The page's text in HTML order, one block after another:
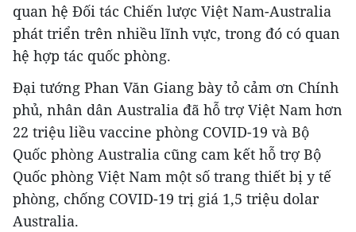
quan hệ Đối tác Chiến lược Việt Nam-Australia
phát triển trên nhiều lĩnh vực, trong đó có quan
hệ hợp tác quốc phòng.
Đại tướng Phan Văn Giang bày tỏ cảm ơn Chính
phủ, nhân dân Australia đã hỗ trợ Việt Nam hơn
22 triệu liều vaccine phòng COVID-19 và Bộ
Quốc phòng Australia cũng cam kết hỗ trợ Bộ
Quốc phòng Việt Nam một số trang thiết bị y tế
phòng, chống COVID-19 trị giá 1,5 triệu dolar
Australia.